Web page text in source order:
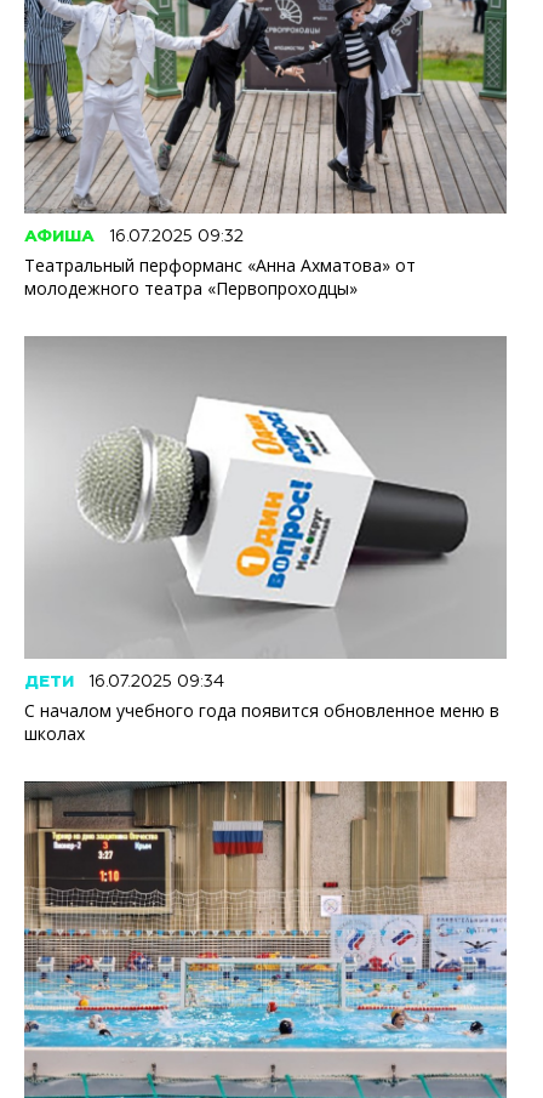
АФИША 16.07.2025 09:32
Театральный перформанс «Анна Ахматова» от
молодежного театра «Первопроходцы»
ДЕТИ 16.07.2025 09:34
С началом учебного года появится обновленное меню в
школах